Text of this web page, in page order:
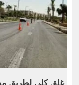
غلق كلي لطريق